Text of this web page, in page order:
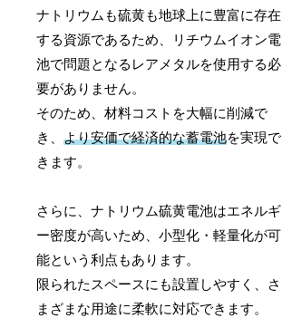
ナトリウムも硫黄も地球上に豊富に存在
する資源であるため、リチウムイオン電
池で問題となるレアメタルを使用する必
要がありません。
そのため、材料コストを大幅に削減で
き、より安価で経済的な蓄電池を実現で
きます。
さらに、ナトリウム硫黄電池はエネルギ
ー密度が高いため、小型化・軽量化が可
能という利点もあります。
限られたスペースにも設置しやすく、さ
まざまな用途に柔軟に対応できます。